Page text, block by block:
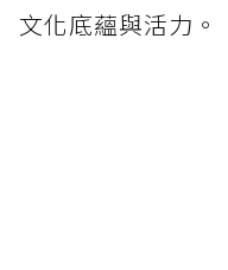
文化底蘊與活力。